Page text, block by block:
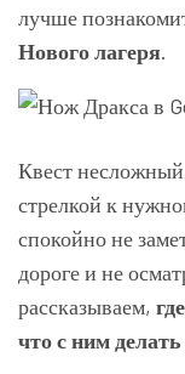
лучше
Нового лагеря.
Квест
стрелкой к
спокойно не
дороге и не
рассказываем,
что с ним